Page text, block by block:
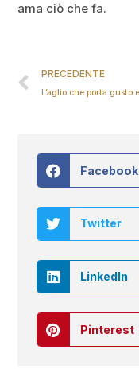
ama ciò che fa.
PRECEDENTE
Facebook
Twitter
LinkedIn
Pinterest